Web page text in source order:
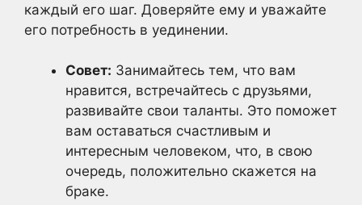
каждый его шаг. Доверяйте ему и уважайте
его потребность в уединении.
Совет: Занимайтесь тем, что вам
нравится, встречайтесь с друзьями,
развивайте свои таланты. Это поможет
вам оставаться счастливым и
интересным человеком, что, в свою
очередь, положительно скажется на
браке.